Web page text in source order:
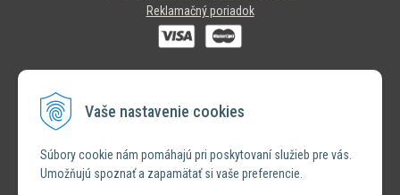
Vaše nastavenie cookies
Súbory cookie nám pomáhajú pri poskytovaní služieb pre vás.
Umožňujú spoznať a zapamätať si vaše preferencie.
Reklamačný poriadok
SLEDUJTE NÁS